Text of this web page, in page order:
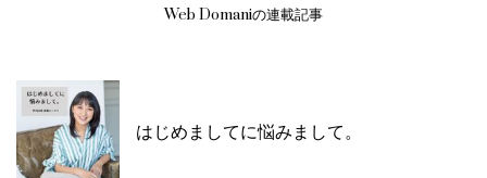
Web Domaniの連載記事
はじめましてに悩みまして。